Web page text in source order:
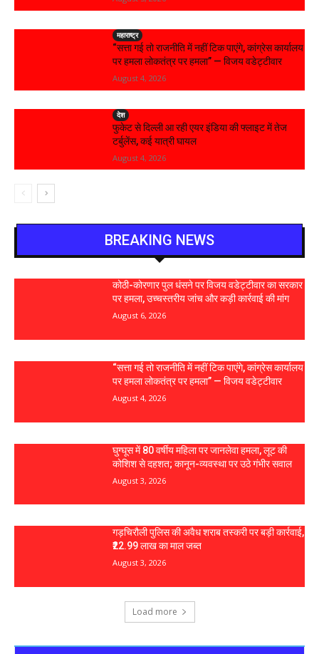
महाराष्ट्र
“सत्ता गई तो राजनीति में नहीं टिक पाएंगे, कांग्रेस कार्यालय
पर हमला लोकतंत्र पर हमला” — विजय वडेट्टीवार
August 4, 2026
देश
फुकेट से दिल्ली आ रही एयर इंडिया की फ्लाइट में तेज
टर्बुलेंस, कई यात्री घायल
August 4, 2026
BREAKING NEWS
कोठी-कोरणार पुल धंसने पर विजय वडेट्टीवार का सरकार
पर हमला, उच्चस्तरीय जांच और कड़ी कार्रवाई की मांग
August 6, 2026
“सत्ता गई तो राजनीति में नहीं टिक पाएंगे, कांग्रेस कार्यालय
पर हमला लोकतंत्र पर हमला” — विजय वडेट्टीवार
August 4, 2026
घुग्घूस में 80 वर्षीय महिला पर जानलेवा हमला, लूट की
कोशिश से दहशत; कानून-व्यवस्था पर उठे गंभीर सवाल
August 3, 2026
गड़चिरौली पुलिस की अवैध शराब तस्करी पर बड़ी कार्रवाई,
₹22.99 लाख का माल जब्त
August 3, 2026
Load more